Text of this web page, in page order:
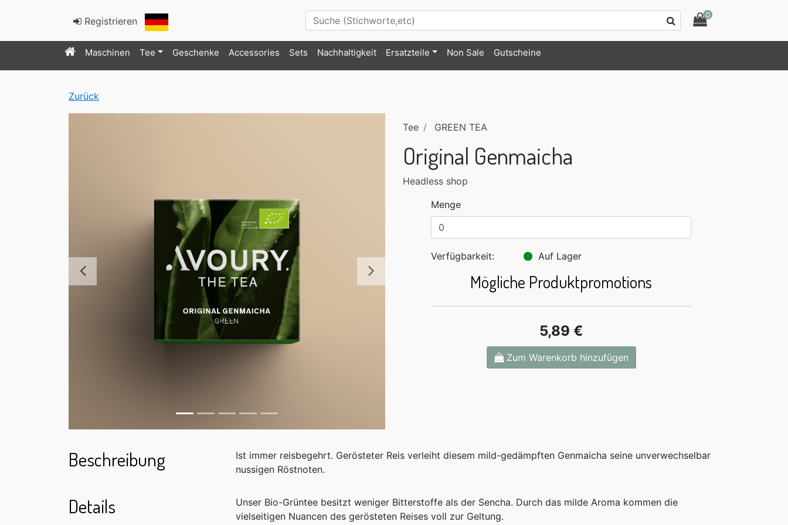
Registrieren
0
Maschinen Tee Geschenke Accessories Sets Nachhaltigkeit Ersatzteile Non Sale Gutscheine
Zurück
Zurück
Tee GREEN TEA
Original Genmaicha
Headless shop
Menge
Verfügbarkeit: Auf Lager
Mögliche Produktpromotions
5,89 €
Zum Warenkorb hinzufügen
Beschreibung
Ist immer reisbegehrt. Gerösteter Reis verleiht diesem mild-gedämpften Genmaicha seine unverwechselbar
nussigen Röstnoten.
Details
Unser Bio-Grüntee besitzt weniger Bitterstoffe als der Sencha. Durch das milde Aroma kommen die
vielseitigen Nuancen des gerösteten Reises voll zur Geltung.